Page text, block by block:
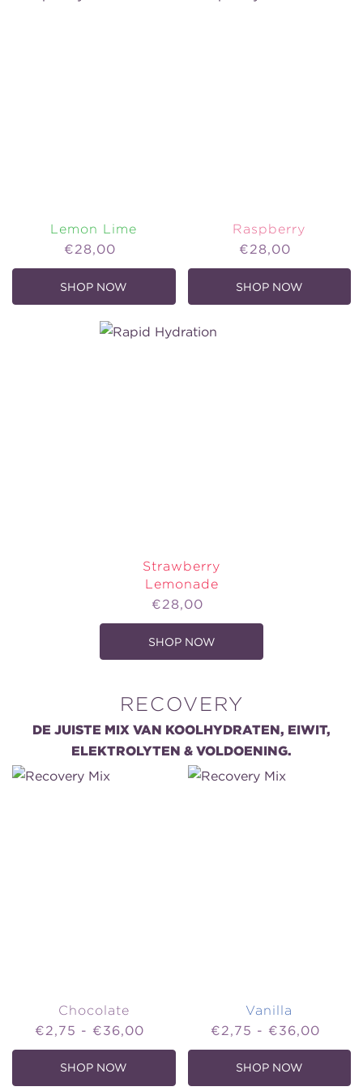
Lemon Lime
€28,00
SHOP NOW
,
LEMON
Raspberry
€28,00
SHOP NOW
,
RASPBERRY
Strawberry
Lemonade
€28,00
SHOP NOW
,
STRAWBERRY
RECOVERY
DE JUISTE MIX VAN KOOLHYDRATEN, EIWIT,
ELEKTROLYTEN & VOLDOENING.
Chocolate
Price€2,75 - €36,00
SHOP NOW
,
CHOCOLATE
Vanilla
Price€2,75 - €36,00
SHOP NOW
,
VANILLA